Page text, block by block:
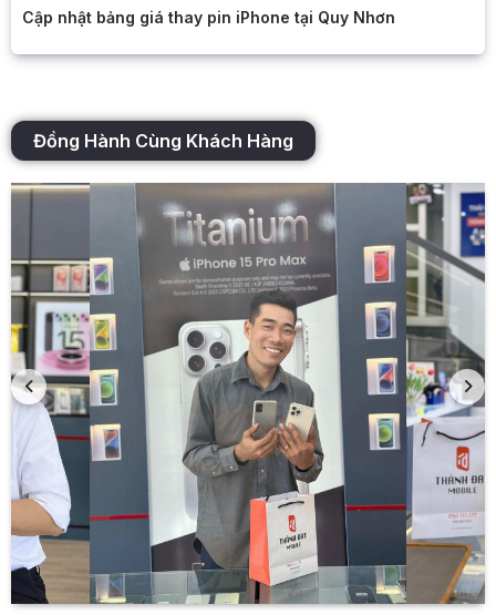
Cập nhật bảng giá thay pin iPhone tại Quy Nhơn
Đồng Hành Cùng Khách Hàng